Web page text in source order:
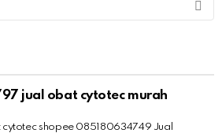
jual obat cytotec murah
shopee 085180634749 Jual